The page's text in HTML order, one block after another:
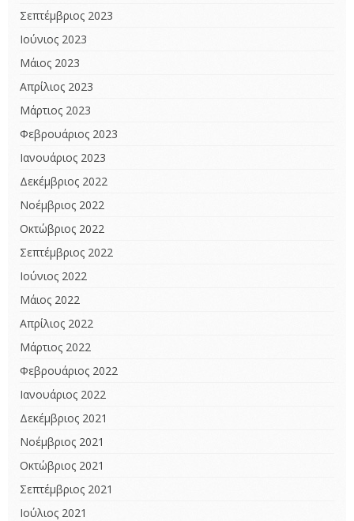
Σεπτέμβριος 2023
Ιούνιος 2023
Μάιος 2023
Απρίλιος 2023
Μάρτιος 2023
Φεβρουάριος 2023
Ιανουάριος 2023
Δεκέμβριος 2022
Νοέμβριος 2022
Οκτώβριος 2022
Σεπτέμβριος 2022
Ιούνιος 2022
Μάιος 2022
Απρίλιος 2022
Μάρτιος 2022
Φεβρουάριος 2022
Ιανουάριος 2022
Δεκέμβριος 2021
Νοέμβριος 2021
Οκτώβριος 2021
Σεπτέμβριος 2021
Ιούλιος 2021